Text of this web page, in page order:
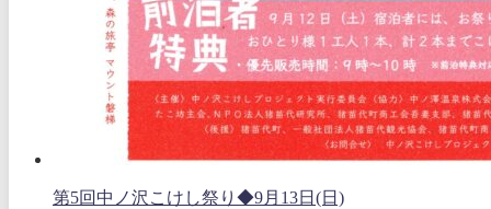
第5回中ノ沢こけし祭り◆9月13日(日)